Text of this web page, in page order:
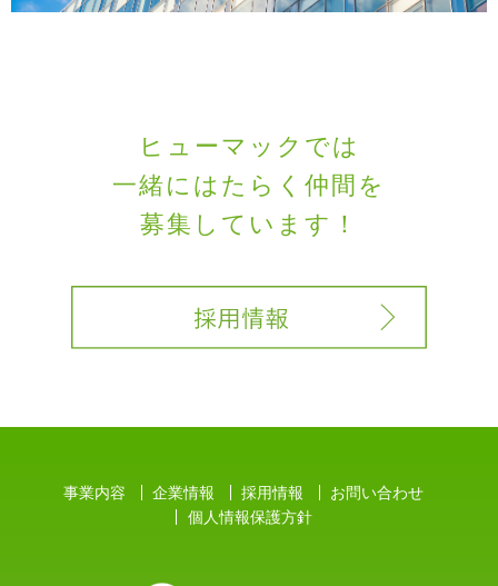
ヒューマックでは
一緒にはたらく 仲間を
募集しています！
事業内容 企業情報 採用情報
お問い合わせ
個人情報保護方針